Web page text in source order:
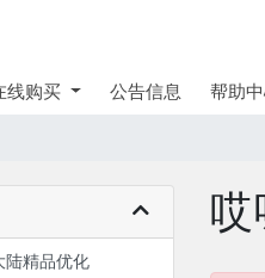
线购买 公告信息 帮助
陆精品优化